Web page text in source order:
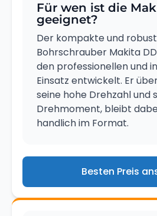
Für wen ist die
geeignet?
Der kompakte und
Bohrschrauber Makita
den professionellen und
Einsatz entwickelt. Er
seine hohe Drehzahl und
Drehmoment, bleibt
handlich im Format.
Besten Preis